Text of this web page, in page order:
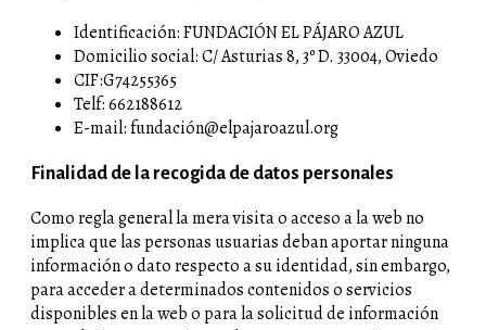
Identificación: FUNDACIÓN EL PÁJARO AZUL
Domicilio social: C/ Asturias 8, 3º D. 33004, Oviedo
CIF:G74255365
Telf: 662188612
E-mail: fundación@elpajaroazul.org
Finalidad de la recogida de datos personales
Como regla general la mera visita o acceso a la web no
implica que las personas usuarias deban aportar ninguna
información o dato respecto a su identidad, sin embargo,
para acceder a determinados contenidos o servicios
disponibles en la web o para la solicitud de información